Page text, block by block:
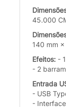
45.000
140 mm
Efeitos: -
- 2
Entrada
- USB
-